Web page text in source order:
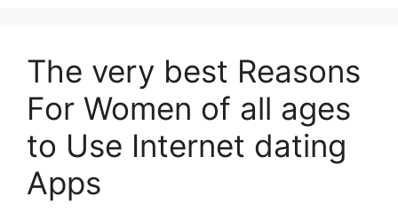
The very best Reasons
For Women of all ages
to Use Internet dating
Apps